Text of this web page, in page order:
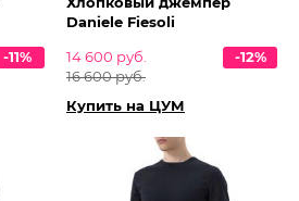
-11%
Daniele Fiesoli
14 600 руб.
16 600 руб.
-12%
Купить на ЦУМ